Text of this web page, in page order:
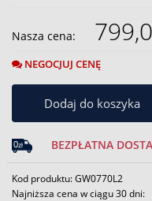
Nasza cena:
NEGOCJUJ CENĘ
Dodaj do koszyka
BEZPŁATNA
Kod produktu: GW0770L2
Najniższa cena w ciągu 30 dni: